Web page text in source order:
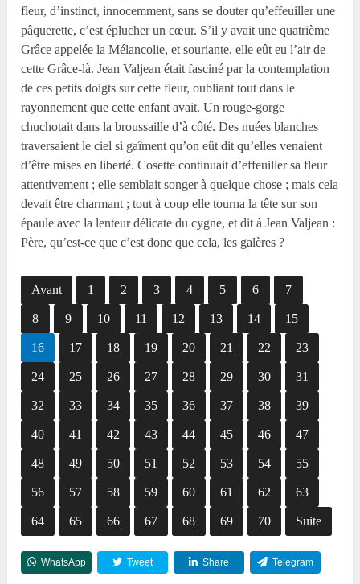
fleur, d’instinct, innocemment, sans se douter qu’effeuiller une
pâquerette, c’est éplucher un cœur. S’il y avait une quatrième
Grâce appelée la Mélancolie, et souriante, elle eût eu l’air de
cette Grâce-là. Jean Valjean était fasciné par la contemplation
de ces petits doigts sur cette fleur, oubliant tout dans le
rayonnement que cette enfant avait. Un rouge-gorge
chuchotait dans la broussaille d’à côté. Des nuées blanches
traversaient le ciel si gaîment qu’on eût dit qu’elles venaient
d’être mises en liberté. Cosette continuait d’effeuiller sa fleur
attentivement ; elle semblait songer à quelque chose ; mais cela
devait être charmant ; tout à coup elle tourna la tête sur son
épaule avec la lenteur délicate du cygne, et dit à Jean Valjean :
Père, qu’est-ce que c’est donc que cela, les galères ?
Avant 1 2 3 4 5 6 7
8 9 10 11 12 13 14 15
16 17 18 19 20 21 22 23
24 25 26 27 28 29 30 31
32 33 34 35 36 37 38 39
40 41 42 43 44 45 46 47
48 49 50 51 52 53 54 55
56 57 58 59 60 61 62 63
64 65 66 67 68 69 70 Suite
WhatsApp Tweet Share Telegram